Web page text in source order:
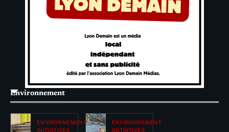
Environnement
ENVIRONNEMENT
INITIATIVES
ENVIRONNEMENT
INITIATIVES